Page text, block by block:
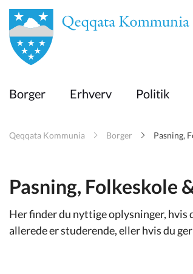
en
Borger
Erhverv
Politik
Turisme
Selvbetjening
Borger Erhverv Politik
Qeqqata Kommunia Borger Pasning,
Pasning, Folkeskole
Her finder du nyttige oplysninger, hvis
allerede er studerende, eller hvis du